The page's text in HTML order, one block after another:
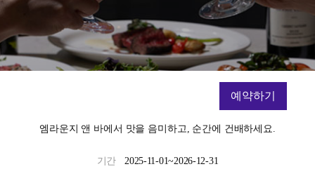
예약하기
엠라운지 앤 바에서 맛을 음미하고, 순간에 건배하세요.
기간
2025-11-01~2026-12-31